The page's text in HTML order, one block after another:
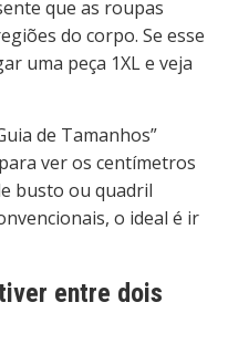
que as roupas
do corpo. Se esse
uma peça 1XL e veja
de Tamanhos”
ver os centímetros
busto ou quadril
o ideal é ir
entre dois